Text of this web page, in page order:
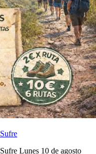
Lunes 10 de agosto